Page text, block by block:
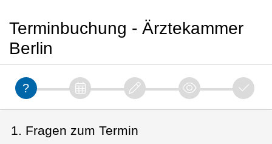
Terminbuchung - Ärztekammer
Berlin
1. Fragen zum Termin